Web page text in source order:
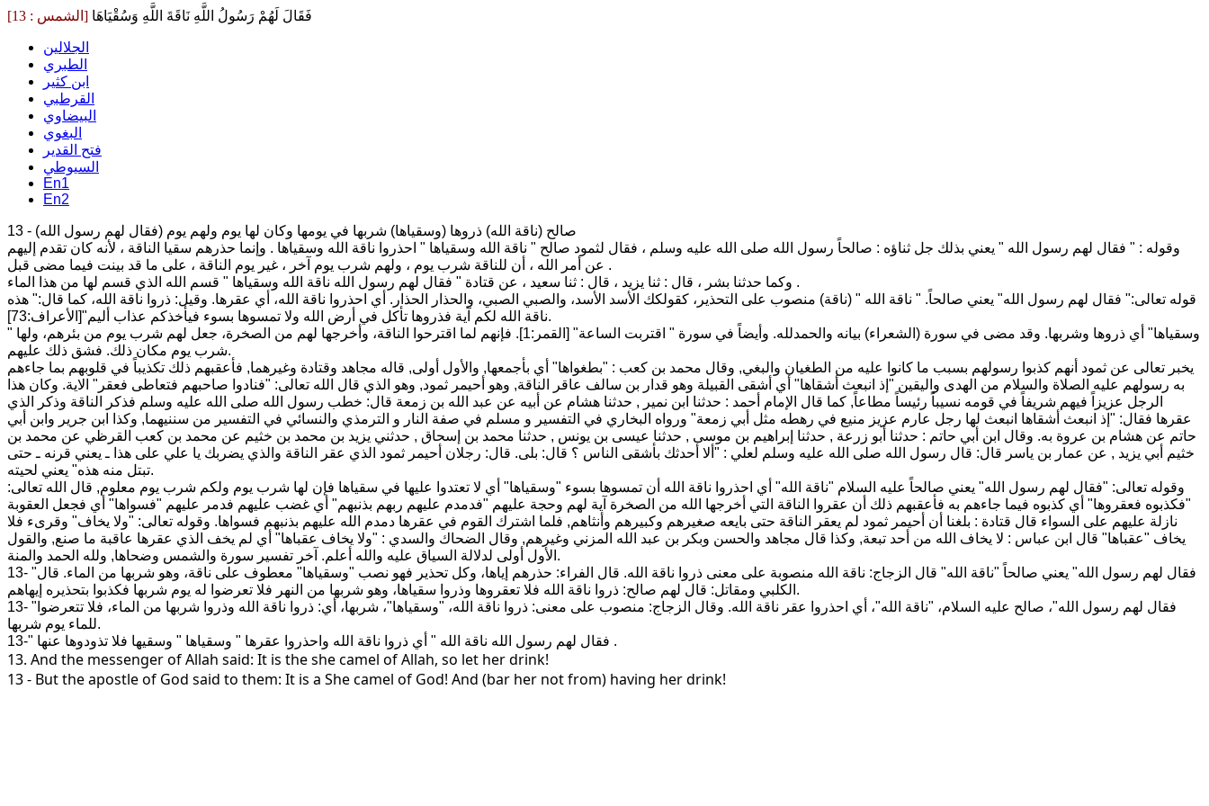
[الشمس : 13] فَقَالَ لَهُمْ رَسُولُ اللَّهِ نَاقَةَ اللَّهِ وَسُقْيَاهَا
الجلالين
الطبري
ابن كثير
القرطبي
البيضاوي
البغوي
فتح القدير
السيوطي
En1
En2
13 - (فقال لهم رسول الله) صالح (ناقة الله) ذروها (وسقياها) شربها في يومها وكان لها يوم ولهم يوم
وقوله : " فقال لهم رسول الله " يعني بذلك جل ثناؤه : صالحاً رسول الله صلى الله عليه وسلم ، فقال لثمود صالح " ناقة الله وسقياها " احذروا ناقة الله وسقياها . وإنما حذرهم سقيا الناقة ، لأنه كان تقدم إليهم
عن أمر الله ، أن للناقة شرب يوم ، ولهم شرب يوم آخر ، غير يوم الناقة ، على ما قد بينت فيما مضى قبل .
وكما حدثنا بشر ، قال : ثنا يزيد ، قال : ثنا سعيد ، عن قتادة " فقال لهم رسول الله ناقة الله وسقياها " قسم الله الذي قسم لها من هذا الماء .
قوله تعالى:" فقال لهم رسول الله" يعني صالحاً. " ناقة الله " (ناقة) منصوب على التحذير، كقولكك الأسد الأسد، والصبي الصبي، والحذار الحذار. أي احذروا ناقة الله، أي عقرها. وقيل: ذروا ناقة الله، كما قال:" هذه
ناقة الله لكم آية فذروها تأكل في أرض الله ولا تمسوها بسوء فيأخذكم عذاب أليم"[الأعراف:73].
" وسقياها" أي ذروها وشربها. وقد مضى في سورة (الشعراء) بيانه والحمدلله. وأيضاً في سورة " اقتربت الساعة" [القمر:1]. فإنهم لما اقترحوا الناقة، وأخرجها لهم من الصخرة، جعل لهم شرب يوم من بئرهم، ولها
شرب يوم مكان ذلك. فشق ذلك عليهم.
يخبر تعالى عن ثمود أنهم كذبوا رسولهم بسبب ما كانوا عليه من الطغيان والبغي, وقال محمد بن كعب : "بطغواها" أي بأجمعها, والأول أولى, قاله مجاهد وقتادة وغيرهما, فأعقبهم ذلك تكذيباً في قلوبهم بما جاءهم
به رسولهم عليه الصلاة والسلام من الهدى واليقين "إذ انبعث أشقاها" أي أشقى القبيلة وهو قدار بن سالف عاقر الناقة, وهو أحيمر ثمود, وهو الذي قال الله تعالى: "فنادوا صاحبهم فتعاطى فعقر" الاية. وكان هذا
الرجل عزيزاً فيهم شريفاً في قومه نسيباً رئيساً مطاعاً, كما قال الإمام أحمد : حدثنا ابن نمير , حدثنا هشام عن أبيه عن عبد الله بن زمعة قال: خطب رسول الله صلى الله عليه وسلم فذكر الناقة وذكر الذي
عقرها فقال: "إذ انبعث أشقاها انبعث لها رجل عارم عزيز منيع في رهطه مثل أبي زمعة" ورواه البخاري في التفسير و مسلم في صفة النار و الترمذي والنسائي في التفسير من سننيهما, وكذا ابن جرير وابن أبي
حاتم عن هشام بن عروة به. وقال ابن أبي حاتم : حدثنا أبو زرعة , حدثنا إبراهيم بن موسى , حدثنا عيسى بن يونس , حدثنا محمد بن إسحاق , حدثني يزيد بن محمد بن خثيم عن محمد بن كعب القرظي عن محمد بن
خثيم أبي يزيد , عن عمار بن ياسر قال: قال رسول الله صلى الله عليه وسلم لعلي : "ألا أحدثك بأشقى الناس ؟ قال: بلى. قال: رجلان أحيمر ثمود الذي عقر الناقة والذي يضربك يا علي على هذا ـ يعني قرنه ـ حتى
تبتل منه هذه" يعني لحيته.
وقوله تعالى: "فقال لهم رسول الله" يعني صالحاً عليه السلام "ناقة الله" أي احذروا ناقة الله أن تمسوها بسوء "وسقياها" أي لا تعتدوا عليها في سقياها فإن لها شرب يوم ولكم شرب يوم معلوم, قال الله تعالى:
"فكذبوه فعقروها" أي كذبوه فيما جاءهم به فأعقبهم ذلك أن عقروا الناقة التي أخرجها الله من الصخرة آية لهم وحجة عليهم "فدمدم عليهم ربهم بذنبهم" أي غضب عليهم فدمر عليهم "فسواها" أي فجعل العقوبة
نازلة عليهم على السواء قال قتادة : بلغنا أن أحيمر ثمود لم يعقر الناقة حتى بايعه صغيرهم وكبيرهم وأنثاهم, فلما اشترك القوم في عقرها دمدم الله عليهم بذنبهم فسواها. وقوله تعالى: "ولا يخاف" وقرىء فلا
يخاف "عقباها" قال ابن عباس : لا يخاف الله من أحد تبعة, وكذا قال مجاهد والحسن وبكر بن عبد الله المزني وغيرهم, وقال الضحاك والسدي : "ولا يخاف عقباها" أي لم يخف الذي عقرها عاقبة ما صنع, والقول
الأول أولى لدلالة السياق عليه والله أعلم. آخر تفسير سورة والشمس وضحاها, ولله الحمد والمنة.
13- "فقال لهم رسول الله" يعني صالحاً "ناقة الله" قال الزجاج: ناقة الله منصوبة على معنى ذروا ناقة الله. قال الفراء: حذرهم إياها، وكل تحذير فهو نصب "وسقياها" معطوف على ناقة، وهو شربها من الماء. قال
الكلبي ومقاتل: قال لهم صالح: ذروا ناقة الله فلا تعقروها وذروا سقياها، وهو شربها من النهر فلا تعرضوا له يوم شربها فكذبوا بتحذيره إيهاهم.
13- "فقال لهم رسول الله"، صالح عليه السلام، "ناقة الله"، أي احذروا عقر ناقة الله. وقال الزجاج: منصوب على معنى: ذروا ناقة الله، "وسقياها"، شربها، أي: ذروا ناقة الله وذروا شربها من الماء، فلا تتعرضوا
للماء يوم شربها.
13-" فقال لهم رسول الله ناقة الله " أي ذروا ناقة الله واحذروا عقرها " وسقياها " وسقيها فلا تذودوها عنها .
13. And the messenger of Allah said: It is the she camel of Allah, so let her drink!
13 - But the apostle of God said to them: It is a She camel of God! And (bar her not from) having her drink!